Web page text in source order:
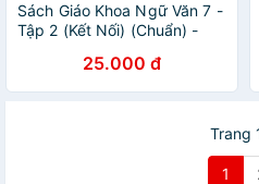
Sách Giáo Khoa Ngữ Văn 7 -
Tập 2 (Kết Nối) (Chuẩn) -
25.000 đ
Trang
1